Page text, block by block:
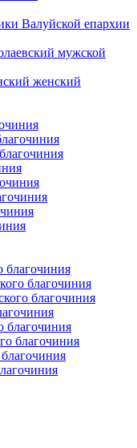
Валуйской епархии
мужской
женский
благочиния
благочиния
благочиния
благочиния
благочиния